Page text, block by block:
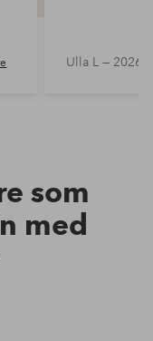
Ulla L — 2026-
som
med